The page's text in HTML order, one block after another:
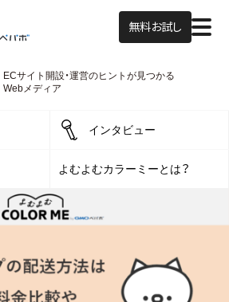
無料お試し
よむよむカラーミー
ECサイト開設・運営のヒントが見つかる
Webメディア
インタビュー
よむよむカラーミーとは？